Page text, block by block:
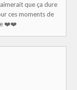
que ça dure
ces moments de
❤️❤️